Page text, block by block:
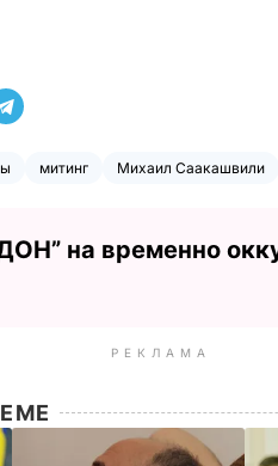
митинг Михаил Саакашвили
на временно
РЕКЛАМА